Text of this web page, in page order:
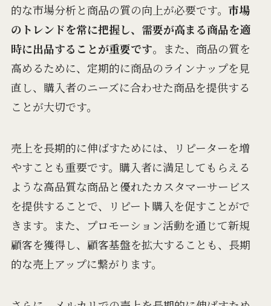
的な市場分析と商品の質の向上が必要です。 市場
のトレンドを常に把握し、需要が高まる商品を適
時に出品することが重要です。また、商品の質を
高めるために、定期的に商品のラインナップを見
直し、購入者のニーズに合わせた商品を提供する
ことが大切です。
売上を長期的に伸ばすためには、リピーターを増
やすことも重要です。購入者に満足してもらえる
ような高品質な商品と優れたカスタマーサービス
を提供することで、リピート購入を促すことがで
きます。また、プロモーション活動を通じて新規
顧客を獲得し、顧客基盤を拡大することも、長期
的な売上アップに繋がります。